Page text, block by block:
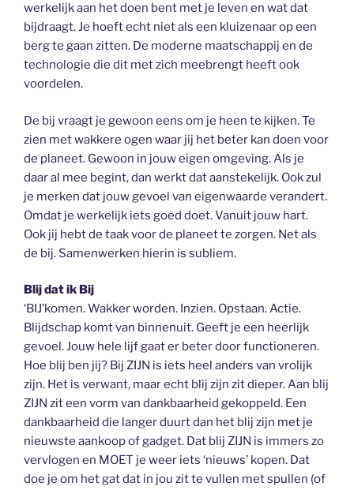
werkelijk aan het doen bent met je leven en wat dat
bijdraagt. Je hoeft echt niet als een kluizenaar op een
berg te gaan zitten. De moderne maatschappij en de
technologie die dit met zich meebrengt heeft ook
voordelen.
De bij vraagt je gewoon eens om je heen te kijken. Te
zien met wakkere ogen waar jij het beter kan doen voor
de planeet. Gewoon in jouw eigen omgeving. Als je
daar al mee begint, dan werkt dat aanstekelijk. Ook zul
je merken dat jouw gevoel van eigenwaarde verandert.
Omdat je werkelijk iets goed doet. Vanuit jouw hart.
Ook jij hebt de taak voor de planeet te zorgen. Net als
de bij. Samenwerken hierin is subliem.
Blij dat ik Bij
‘BIJ’komen. Wakker worden. Inzien. Opstaan. Actie.
Blijdschap komt van binnenuit. Geeft je een heerlijk
gevoel. Jouw hele lijf gaat er beter door functioneren.
Hoe blij ben jij? Bij ZIJN is iets heel anders van vrolijk
zijn. Het is verwant, maar echt blij zijn zit dieper. Aan blij
ZIJN zit een vorm van dankbaarheid gekoppeld. Een
dankbaarheid die langer duurt dan het blij zijn met je
nieuwste aankoop of gadget. Dat blij ZIJN is immers zo
vervlogen en MOET je weer iets ‘nieuws’ kopen. Dat
doe je om het gat dat in jou zit te vullen met spullen (of